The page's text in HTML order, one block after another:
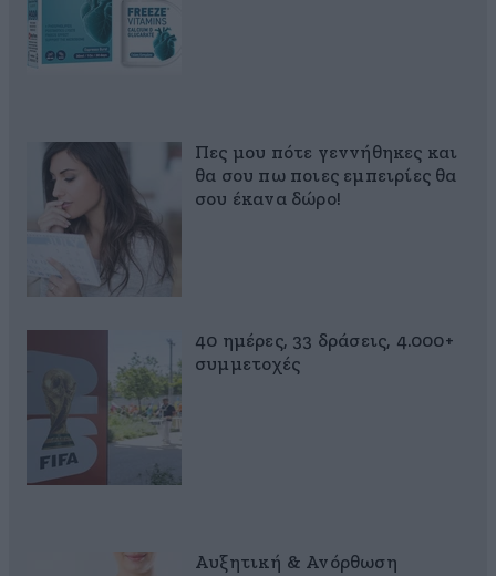
Πες μου πότε γεννήθηκες και
θα σου πω ποιες εμπειρίες θα
σου έκανα δώρο!
40 ημέρες, 33 δράσεις, 4.000+
συμμετοχές
Αυξητική & Ανόρθωση